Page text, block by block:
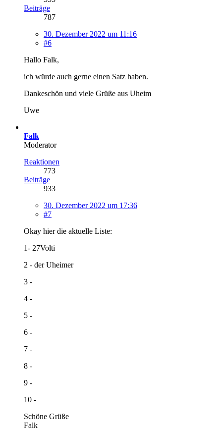
Beiträge
787
30. Dezember 2022 um 11:16
#6
Hallo Falk,
ich würde auch gerne einen Satz haben.
Dankeschön und viele Grüße aus Uheim
Uwe
Falk
Moderator
Reaktionen
773
Beiträge
933
30. Dezember 2022 um 17:36
#7
Okay hier die aktuelle Liste:
1- 27Volti
2 - der Uheimer
3 -
4 -
5 -
6 -
7 -
8 -
9 -
10 -
Schöne Grüße
Falk